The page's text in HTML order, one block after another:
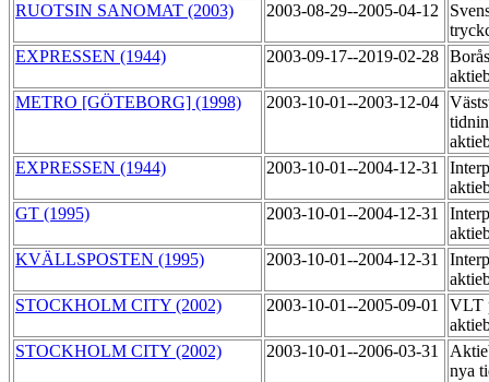
RUOTSIN SANOMAT (2003)
2003-08-29--2005-04-12
EXPRESSEN (1944)
2003-09-17--2019-02-28
METRO [GÖTEBORG] (1998)
2003-10-01--2003-12-04
EXPRESSEN (1944)
2003-10-01--2004-12-31
GT (1995)
2003-10-01--2004-12-31
KVÄLLSPOSTEN (1995)
2003-10-01--2004-12-31
STOCKHOLM CITY (2002)
2003-10-01--2005-09-01
VLT
STOCKHOLM CITY (2002)
2003-10-01--2006-03-31
nya